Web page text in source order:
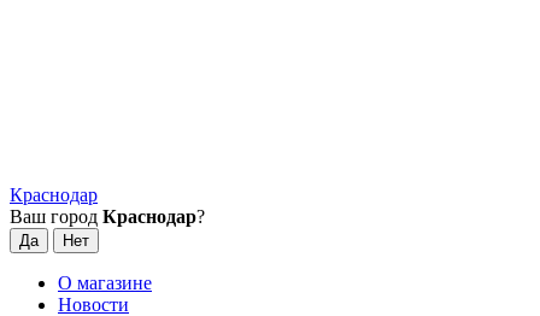
Краснодар
Ваш город Краснодар?
О магазине
Новости